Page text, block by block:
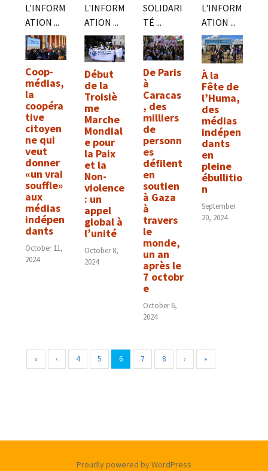
L'INFORM
ATION ...
Coop-
médias,
la
coopéra
tive
citoyen
ne qui
veut
donner
«un vrai
souffle»
aux
médias
indépen
dants
October 11,
2024
L'INFORM
ATION ...
Début
de la
Troisiè
me
Marche
Mondial
e pour
la Paix
et la
Non-
violence
: un
appel
global à
l’unité
October 8,
2024
SOLIDARI
TÉ ...
De Paris
à
Caracas
, des
milliers
de
personn
es
défilent
en
soutien
à Gaza
à
travers
le
monde,
un an
après le
7 octobr
e
October 6,
2024
L'INFORM
ATION ...
À la
Fête de
l’Huma,
des
médias
indépen
dants
en
pleine
ébullitio
n
September
20, 2024
« ‹ 4 5 6 7 8 › »
Proudly powered by WordPress